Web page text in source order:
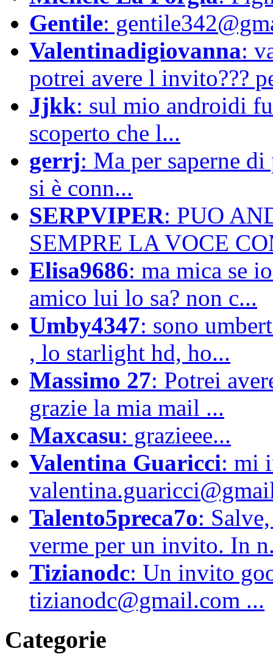
Gentile:
Valentinadigiovanna:
potrei avere l invito???
Jjkk: sul mio androidi
scoperto che l...
gerrj: Ma per saperne
si è conn...
SERPVIPER: PUO
SEMPRE LA VOCE
Elisa9686: ma mica se
amico lui lo sa? non c...
Umby4347: sono
, lo starlight hd, ho...
Massimo 27: Potrei
grazie la mia mail ...
Maxcasu: grazieee...
Valentina Guaricci: mi
Talento5preca7o:
verme per un invito. In
Tizianodc: Un invito
tizianodc@gmail.com ...
Categorie